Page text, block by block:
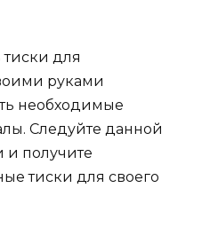
тиски для
руками
необходимые
Следуйте данной
и получите
тиски для своего